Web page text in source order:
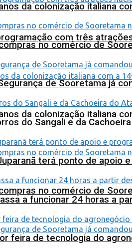
com três
da colonização italiana
no comércio de
da colonização italiana
no comércio de
de Sooretama já
do Sangali e da
terá ponto de apoio
a funcionar 24 horas a
feira de tecnologia do